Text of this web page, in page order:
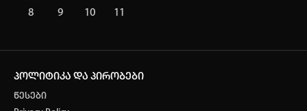
8 9 10 11
პოლიტიკა და პირობები
წესები